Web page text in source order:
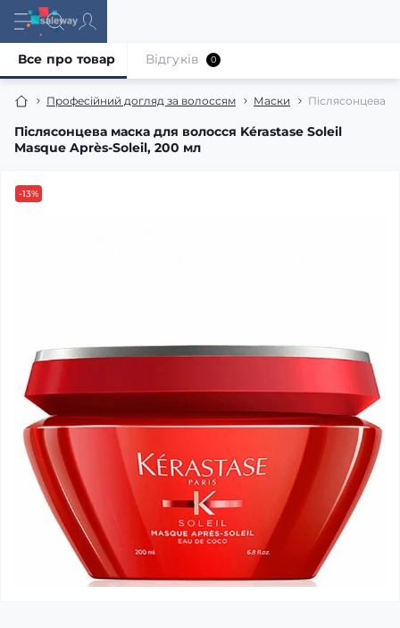
Професійний догляд за волоссям Маски Післясонцева
Післясонцева маска для волосся Kérastase Soleil
Masque Après-Soleil, 200 мл
Все про товар Відгуків 0
-13%